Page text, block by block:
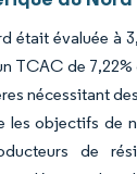
évaluée à
TCAC de
nécessitant
objectifs de
de